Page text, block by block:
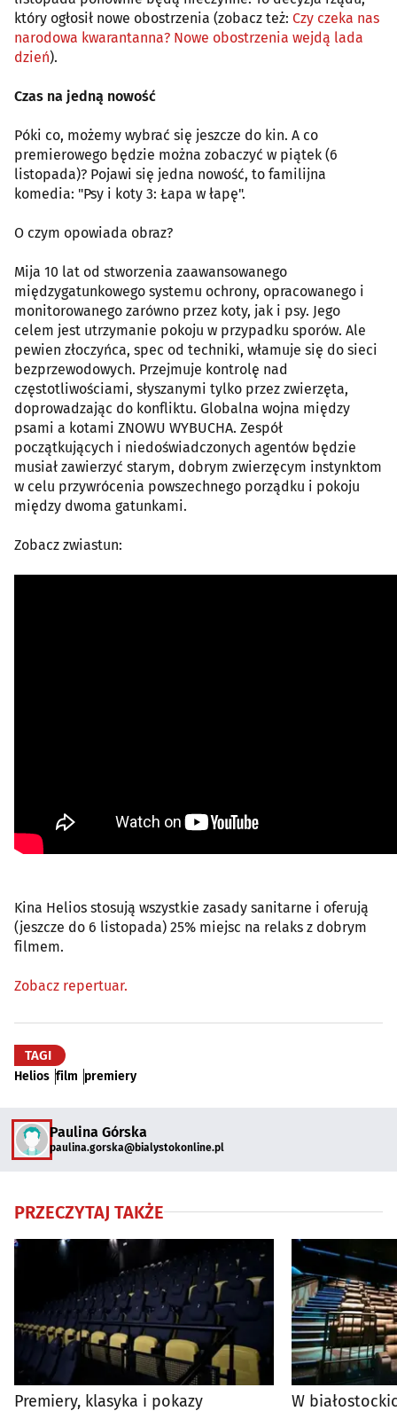
który ogłosił nowe obostrzenia (zobacz też: Czy czeka nas
narodowa kwarantanna? Nowe obostrzenia wejdą lada
dzień).
Czas na jedną nowość
Póki co, możemy wybrać się jeszcze do kin. A co
premierowego będzie można zobaczyć w piątek (6
listopada)? Pojawi się jedna nowość, to familijna
komedia: "Psy i koty 3: Łapa w łapę".
O czym opowiada obraz?
Mija 10 lat od stworzenia zaawansowanego
międzygatunkowego systemu ochrony, opracowanego i
monitorowanego zarówno przez koty, jak i psy. Jego
celem jest utrzymanie pokoju w przypadku sporów. Ale
pewien złoczyńca, spec od techniki, włamuje się do sieci
bezprzewodowych. Przejmuje kontrolę nad
częstotliwościami, słyszanymi tylko przez zwierzęta,
doprowadzając do konfliktu. Globalna wojna między
psami a kotami ZNOWU WYBUCHA. Zespół
początkujących i niedoświadczonych agentów będzie
musiał zawierzyć starym, dobrym zwierzęcym instynktom
w celu przywrócenia powszechnego porządku i pokoju
między dwoma gatunkami.
Zobacz zwiastun:
Kina Helios stosują wszystkie zasady sanitarne i oferują
(jeszcze do 6 listopada) 25% miejsc na relaks z dobrym
filmem.
Zobacz repertuar.
TAGI
Helios film premiery
Paulina Górska
paulina.gorska@bialystokonline.pl
PRZECZYTAJ TAKŻE
Premiery, klasyka i pokazy
W